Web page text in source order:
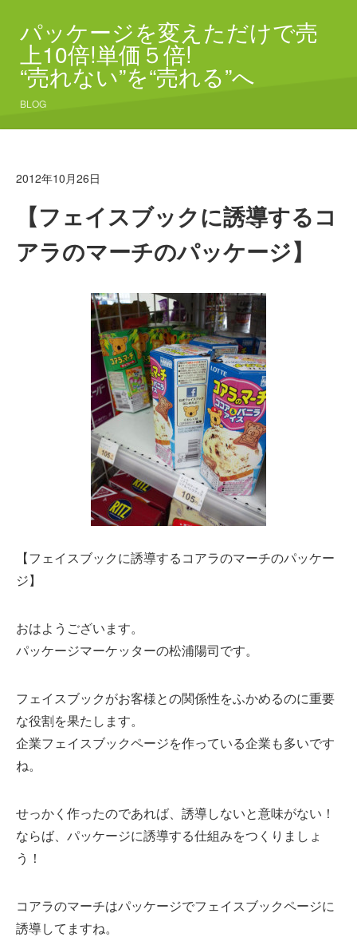
パッケージを変えただけで売
上10倍!単価５倍!
“売れない”を“売れる”へ
BLOG
2012年10月26日
【フェイスブックに誘導するコ
アラのマーチのパッケージ】
【フェイスブックに誘導するコアラのマーチのパッケー
ジ】
おはようございます。
パッケージマーケッターの松浦陽司です。
フェイスブックがお客様との関係性をふかめるのに重要
な役割を果たします。
企業フェイスブックページを作っている企業も多いです
ね。
せっかく作ったのであれば、誘導しないと意味がない！
ならば、パッケージに誘導する仕組みをつくりましょ
う！
コアラのマーチはパッケージでフェイスブックページに
誘導してますね。